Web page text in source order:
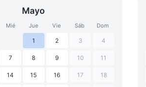
Mayo
Mié Jue Vie Sáb Dom
1 2 3 4
7 8 9 10 11
14 15 16 17 18